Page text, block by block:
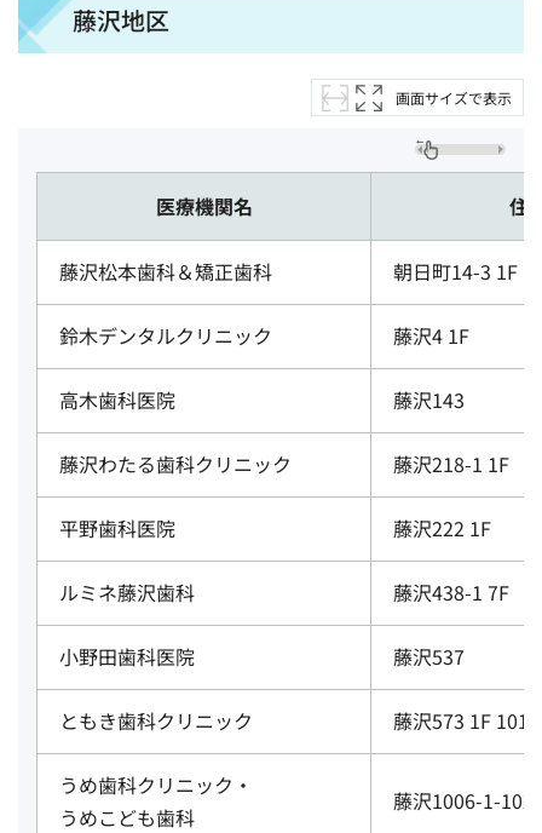
藤沢地区
画面サイズで表示
医療機関名 住
藤沢松本歯科＆矯正歯科 朝日町14-3 1F
鈴木デンタルクリニック 藤沢4 1F
高木歯科医院 藤沢143
藤沢わたる歯科クリニック 藤沢218-1 1F
平野歯科医院 藤沢222 1F
ルミネ藤沢歯科 藤沢438-1 7F
小野田歯科医院 藤沢537
ともき歯科クリニック 藤沢573 1F 101
うめ歯科クリニック・
うめこども歯科
藤沢1006-1-102